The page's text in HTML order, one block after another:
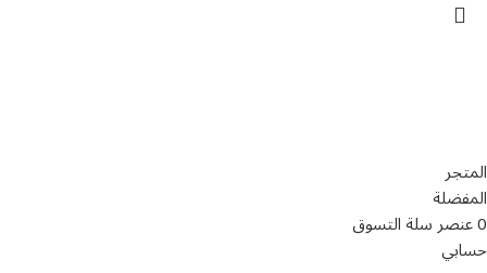
المتجر
المفضلة
0عنصرسلة التسوق
حسابي